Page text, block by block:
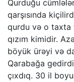
Qurduğu
qarşısında
qurdu və o taxta
qızım kimidir.
böyük ürəyi və
Qarabağa
çıxdıq. 30 il